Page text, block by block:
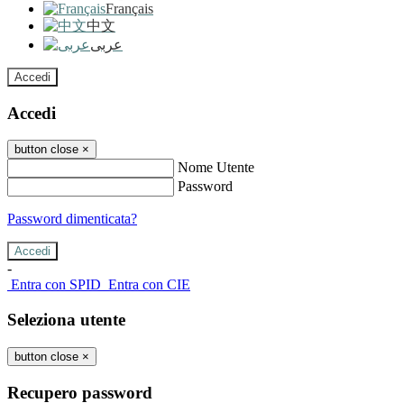
Français
中文
عربى
Accedi
Accedi
button close ×
Nome Utente
Password
Password dimenticata?
-
Entra con SPID Entra con CIE
Seleziona utente
button close ×
Recupero password